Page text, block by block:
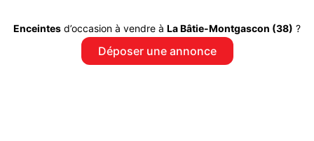
Enceintes d’occasion à vendre à La Bâtie-Montgascon (38) ?
Déposer une annonce